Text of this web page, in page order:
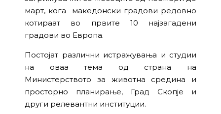
март, кога македонски градови редовно
котираат во првите 10 најзагадени
градови во Европа.
Постојат различни истражувања и студии
на оваа тема од страна на
Министерството за животна средина и
просторно планирање, Град Скопје и
други релевантни институции.